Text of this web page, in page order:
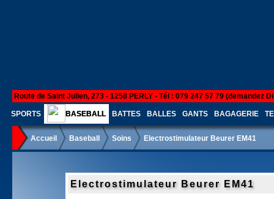
Route de Saint Julien, 273 - 1258 PERLY - Tél : 079 247 57 79 (demandez
SPORTS BASEBALL BATTES BALLES GANTS BAGAGERIE
Accueil Baseball Soins Electrostimulateur Beurer EM41
Electrostimulateur Beurer EM41